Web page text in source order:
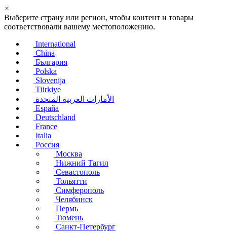
×
Выберите страну или регион, чтобы контент и товары
соответствовали вашему местоположению.
International
China
България
Polska
Slovenija
Türkiye
الأمارات العربية المتحدة
España
Deutschland
France
Italia
Россия
Москва
Нижний Тагил
Севастополь
Тольятти
Симферополь
Челябинск
Пермь
Тюмень
Санкт-Петербург